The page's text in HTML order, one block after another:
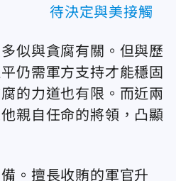
待決定與美接觸
似與貪腐有關。但與歷
仍需軍方支持才能穩固
的力道也有限。而近兩
親自任命的將領，凸顯
。擅長收賄的軍官升